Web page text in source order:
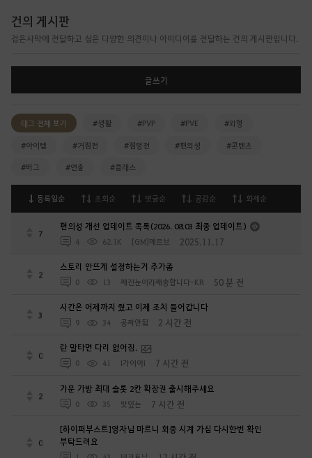
건의 게시판
검은사막에 전달하고 싶은 다양한 의견이나 아이디어를 전달하는 건의 게시판입니다.
글쓰기
태그 전체 보기 #생활 #PVP #PVE #외형
#아이템 #거점전 #점령전 #편의성 #콘텐츠
#버그 #연출 #클래스
등록일순 조회순 댓글순 공감순 화제순
7
편의성 개선 업데이트 목록(2026. 08.03 최종 업데이트)
4 62.1K [GM]메르브 2025.11.17
2
스토리 안뜨게 설정하는거 추가좀
0 13 째진눈이라째송합니다-KR 50 분 전
3
시간은 어제까지 줬고 이제 조치 들어갑니다
9 34 공짜안됨 2 시간 전
0
란 말타면 다리 없어짐.
0 41 I가이아I 7 시간 전
2
가문 가방 최대 슬롯 2칸 확장권 출시해주세요
0 35 맛있는 7 시간 전
0
[하이퍼부스트]영자님 마르니 회중 시계 가심 다시한번 확인
부탁드려요